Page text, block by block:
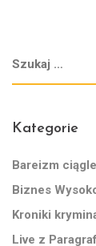
Kategorie
Bareizm
Biznes
Kroniki
Live z